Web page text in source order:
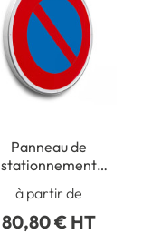
Panneau de
stationnement
interdit - B6a1
à partir de
80,80 € HT